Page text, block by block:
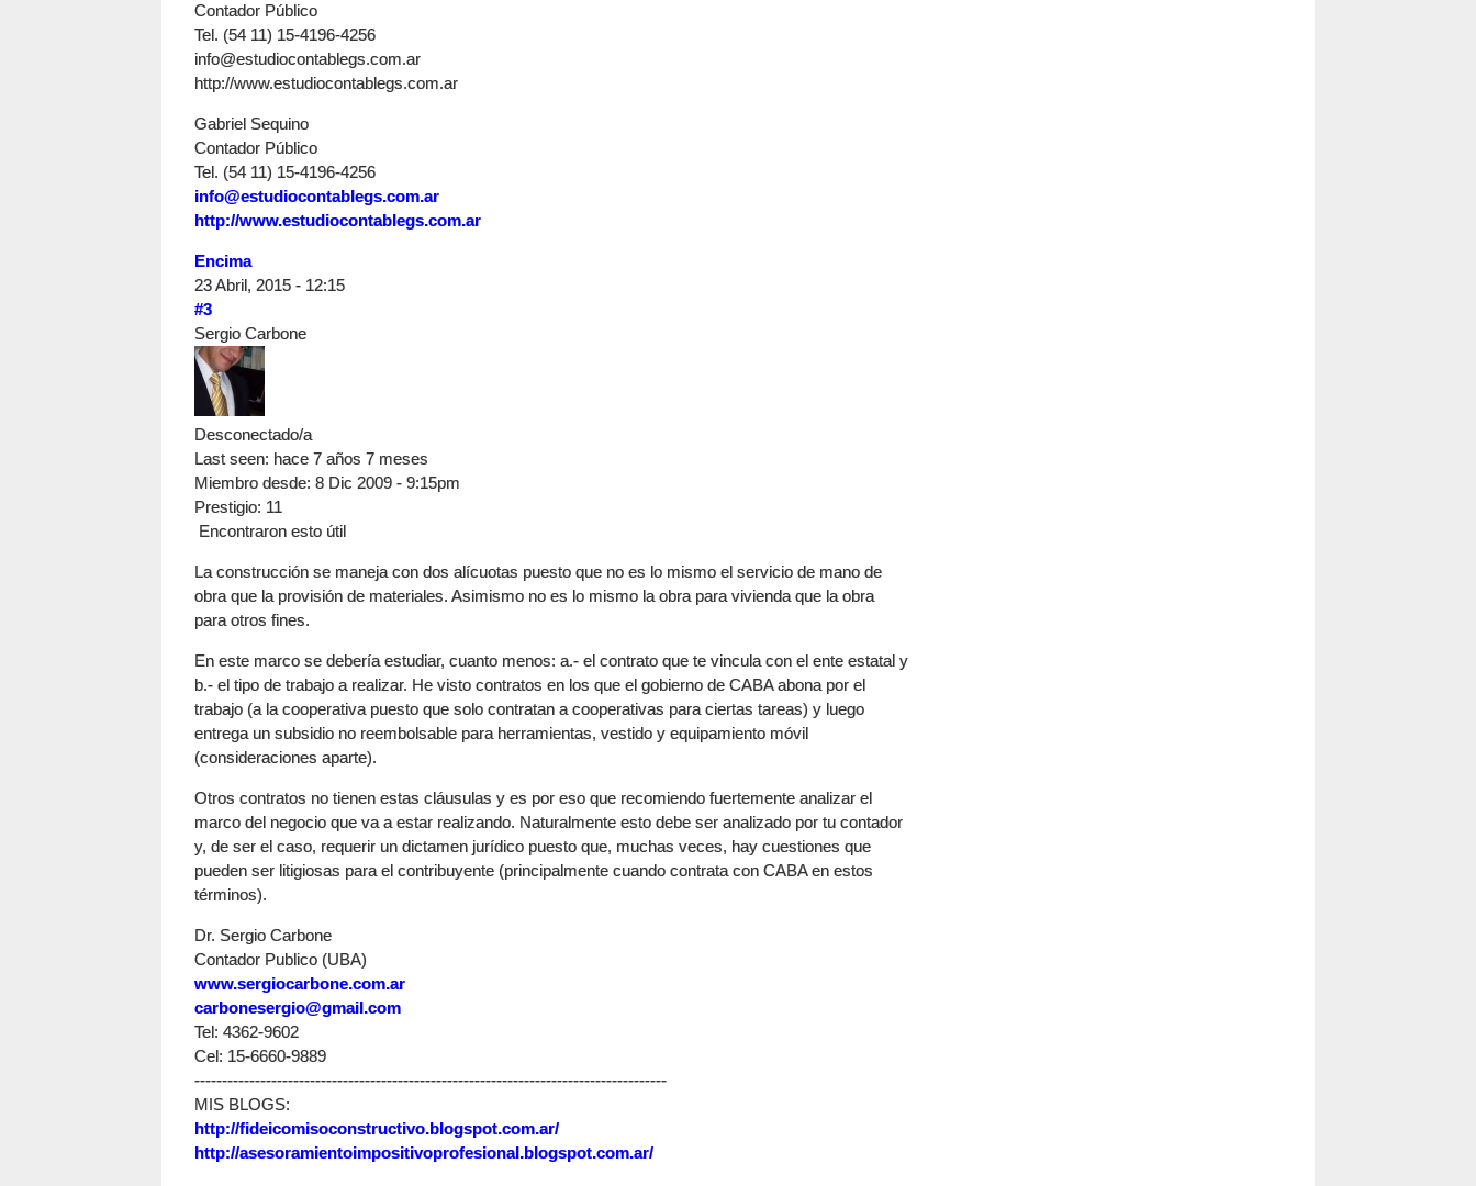
Contador Público
Tel. (54 11) 15-4196-4256
info@estudiocontablegs.com.ar
http://www.estudiocontablegs.com.ar
Gabriel Sequino
Contador Público
Tel. (54 11) 15-4196-4256
info@estudiocontablegs.com.ar
http://www.estudiocontablegs.com.ar
Encima
23 Abril, 2015 - 12:15
#3
Sergio Carbone
Desconectado/a
Last seen: hace 7 años 7 meses
Miembro desde: 8 Dic 2009 - 9:15pm
Prestigio: 11
Encontraron esto útil
La construcción se maneja con dos alícuotas puesto que no es lo mismo el servicio de mano de
obra que la provisión de materiales. Asimismo no es lo mismo la obra para vivienda que la obra
para otros fines.
En este marco se debería estudiar, cuanto menos: a.- el contrato que te vincula con el ente estatal y
b.- el tipo de trabajo a realizar. He visto contratos en los que el gobierno de CABA abona por el
trabajo (a la cooperativa puesto que solo contratan a cooperativas para ciertas tareas) y luego
entrega un subsidio no reembolsable para herramientas, vestido y equipamiento móvil
(consideraciones aparte).
Otros contratos no tienen estas cláusulas y es por eso que recomiendo fuertemente analizar el
marco del negocio que va a estar realizando. Naturalmente esto debe ser analizado por tu contador
y, de ser el caso, requerir un dictamen jurídico puesto que, muchas veces, hay cuestiones que
pueden ser litigiosas para el contribuyente (principalmente cuando contrata con CABA en estos
términos).
Dr. Sergio Carbone
Contador Publico (UBA)
www.sergiocarbone.com.ar
carbonesergio@gmail.com
Tel: 4362-9602
Cel: 15-6660-9889
--------------------------------------------------------------------------------------
MIS BLOGS:
http://fideicomisoconstructivo.blogspot.com.ar/
http://asesoramientoimpositivoprofesional.blogspot.com.ar/